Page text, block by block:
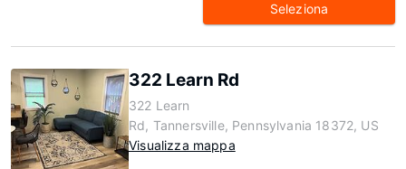
Seleziona
322 Learn Rd
322 Learn
Rd, Tannersville, Pennsylvania 18372, US
Visualizza mappa